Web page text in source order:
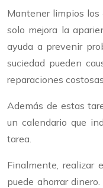
Mantener limpios
solo mejora la
ayuda a prevenir
suciedad pueden
reparaciones
Además de estas
un calendario que
tarea.
Finalmente, realizar
puede ahorrar